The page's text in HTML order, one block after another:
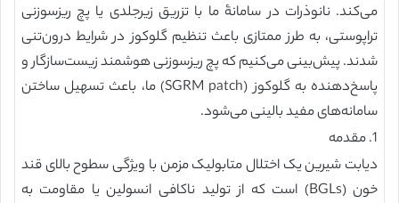
می‌کند. نانوذرات در سامانۀ ما با تزریق زیرجلدی یا پچ ریزسوزنی
تراپوستی، به طرز ممتازی باعث تنظیم گلوکوز در شرایط درون‌تنی
شدند. پیش‌بینی می‌کنیم که پچ ریزسوزنی هوشمند زیست‌سازگار و
پاسخ‌دهنده به گلوکوز (SGRM patch) ما، باعث تسهیل ساختن
سامانه‌های مفید بالینی می‌شود.
1. مقدمه
دیابت شیرین یک اختلال متابولیک مزمن با ویژگی سطوح بالای قند
خون (BGLs) است که از تولید ناکافی انسولین یا مقاومت به